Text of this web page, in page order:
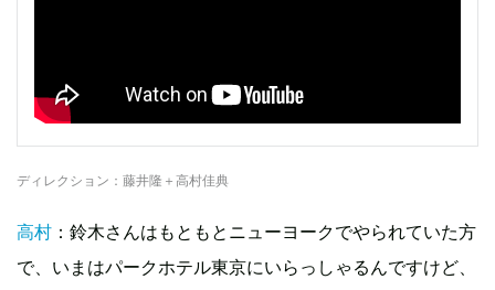
ディレクション：藤井隆＋高村佳典
高村 ：鈴木さんはもともとニューヨークでやられていた方
で、いまはパークホテル東京にいらっしゃるんですけど、